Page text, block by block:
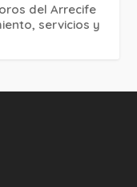
del Arrecife
servicios y